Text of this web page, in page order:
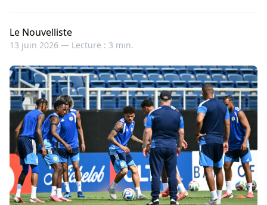
Le Nouvelliste
13 juin 2026 — Lecture : 3 min.